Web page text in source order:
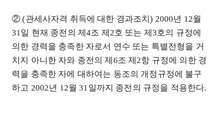
② (관세사자격 취득에 대한 경과조치) 2000년 12월
31일 현재 종전의 제4조 제2호 또는 제3호의 규정에
의한 경력을 충족한 자로서 연수 또는 특별전형을 거
치지 아니한 자와 종전의 제6조 제2항 규정에 의한 경
력을 충족한 자에 대하여는 동조의 개정규정에 불구
하고 2002년 12월 31일까지 종전의 규정을 적용한다.